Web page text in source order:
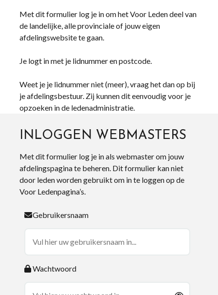
Met dit formulier log je in om het Voor Leden deel van
de landelijke, alle provinciale of jouw eigen
afdelingswebsite te gaan.
Je logt in met je lidnummer en postcode.
Weet je je lidnummer niet (meer), vraag het dan op bij
je afdelingsbestuur. Zij kunnen dit eenvoudig voor je
opzoeken in de ledenadministratie.
INLOGGEN WEBMASTERS
Met dit formulier log je in als webmaster om jouw
afdelingspagina te beheren. Dit formulier kan niet
door leden worden gebruikt om in te loggen op de
Voor Ledenpagina’s.
Gebruikersnaam
Wachtwoord